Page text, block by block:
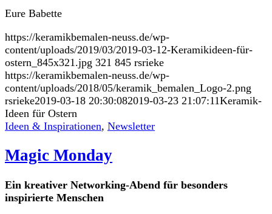
Eure Babette
https://keramikbemalen-neuss.de/wp-
content/uploads/2019/03/2019-03-12-Keramikideen-für-
ostern_845x321.jpg 321 845 rsrieke
https://keramikbemalen-neuss.de/wp-
content/uploads/2018/05/keramik_bemalen_Logo-2.png
rsrieke2019-03-18 20:30:082019-03-23 21:07:11Keramik-
Ideen für Ostern
Ideen & Inspirationen, Newsletter
Magic Monday
Ein kreativer Networking-Abend für besonders
inspirierte Menschen